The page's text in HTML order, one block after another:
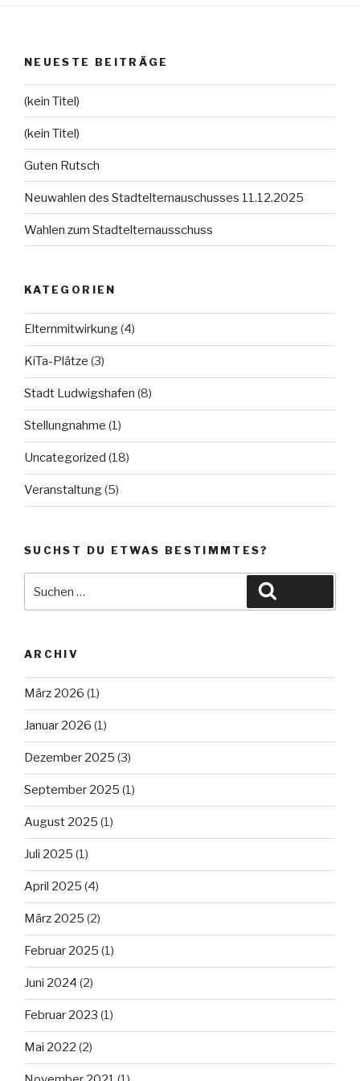
NEUESTE BEITRÄGE
(kein Titel)
(kein Titel)
Guten Rutsch
Neuwahlen des Stadtelternauschusses 11.12.2025
Wahlen zum Stadtelternausschuss
KATEGORIEN
Elternmitwirkung(4)
KiTa-Plätze (3)
Stadt Ludwigshafen (8)
Stellungnahme (1)
Uncategorized (18)
Veranstaltung(5)
SUCHST DU ETWAS BESTIMMTES?
nach:
ARCHIV
März 2026 (1)
Januar 2026 (1)
Dezember 2025 (3)
September 2025 (1)
August 2025 (1)
Juli 2025 (1)
April 2025 (4)
März 2025 (2)
Februar 2025 (1)
Juni 2024 (2)
Februar 2023 (1)
Mai 2022 (2)